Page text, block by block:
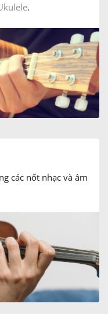
.
các nốt nhạc và âm